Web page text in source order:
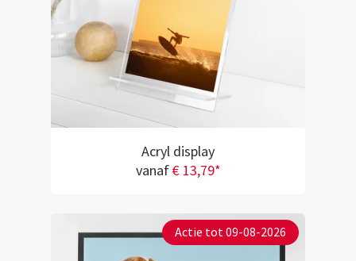
Acryl display
vanaf€ 13,79*
Actie tot 09-08-2026